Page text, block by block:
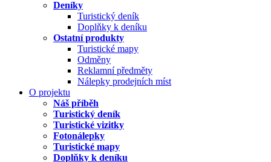
Deníky
Turistický deník
Doplňky k deníku
Ostatní produkty
Turistické mapy
Odměny
Reklamní předměty
Nálepky prodejních míst
O projektu
Náš příběh
Turistický deník
Turistické vizitky
Fotonálepky
Turistické mapy
Doplňky k deníku